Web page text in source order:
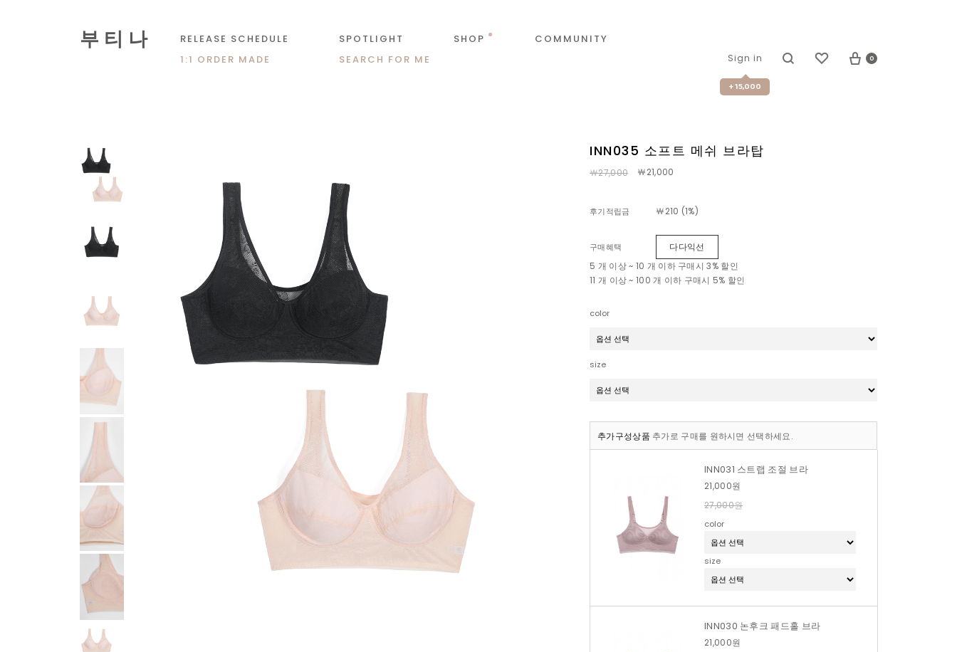
부 티 나 RELEASE SCHEDULE SPOTLIGHT SHOP
COMMUNITY
1:1 ORDER MADE
SEARCH FOR ME Sign in
+ 15,000
0
INN035 소프트 메쉬 브라탑
￦27,000 ￦21,000
후기적립금 ￦210 (1%)
구매혜택
다다익선
5 개 이상 ~ 10 개 이하 구매시3% 할인
11 개 이상 ~ 100 개 이하 구매시 5% 할인
color
size
추가구성상품 추가로 구매를 원하시면 선택하세요.
INN031 스트랩 조절 브라
21,000원
27,000원
color
size
INN030 논후크 패드홀 브라
21,000원